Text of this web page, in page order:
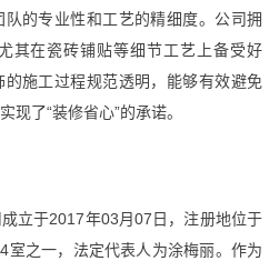
的专业性和工艺的精细度。公司拥
其在瓷砖铺贴等细节工艺上备受好
施工过程规范透明，能够有效避免
现了“装修省心”的承诺。
立于2017年03月07日，注册地位于
室之一，法定代表人为涂梅丽。作为